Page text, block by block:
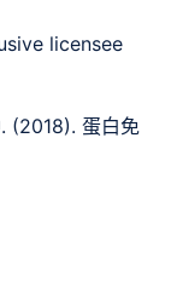
licensee
(2018). 蛋白免